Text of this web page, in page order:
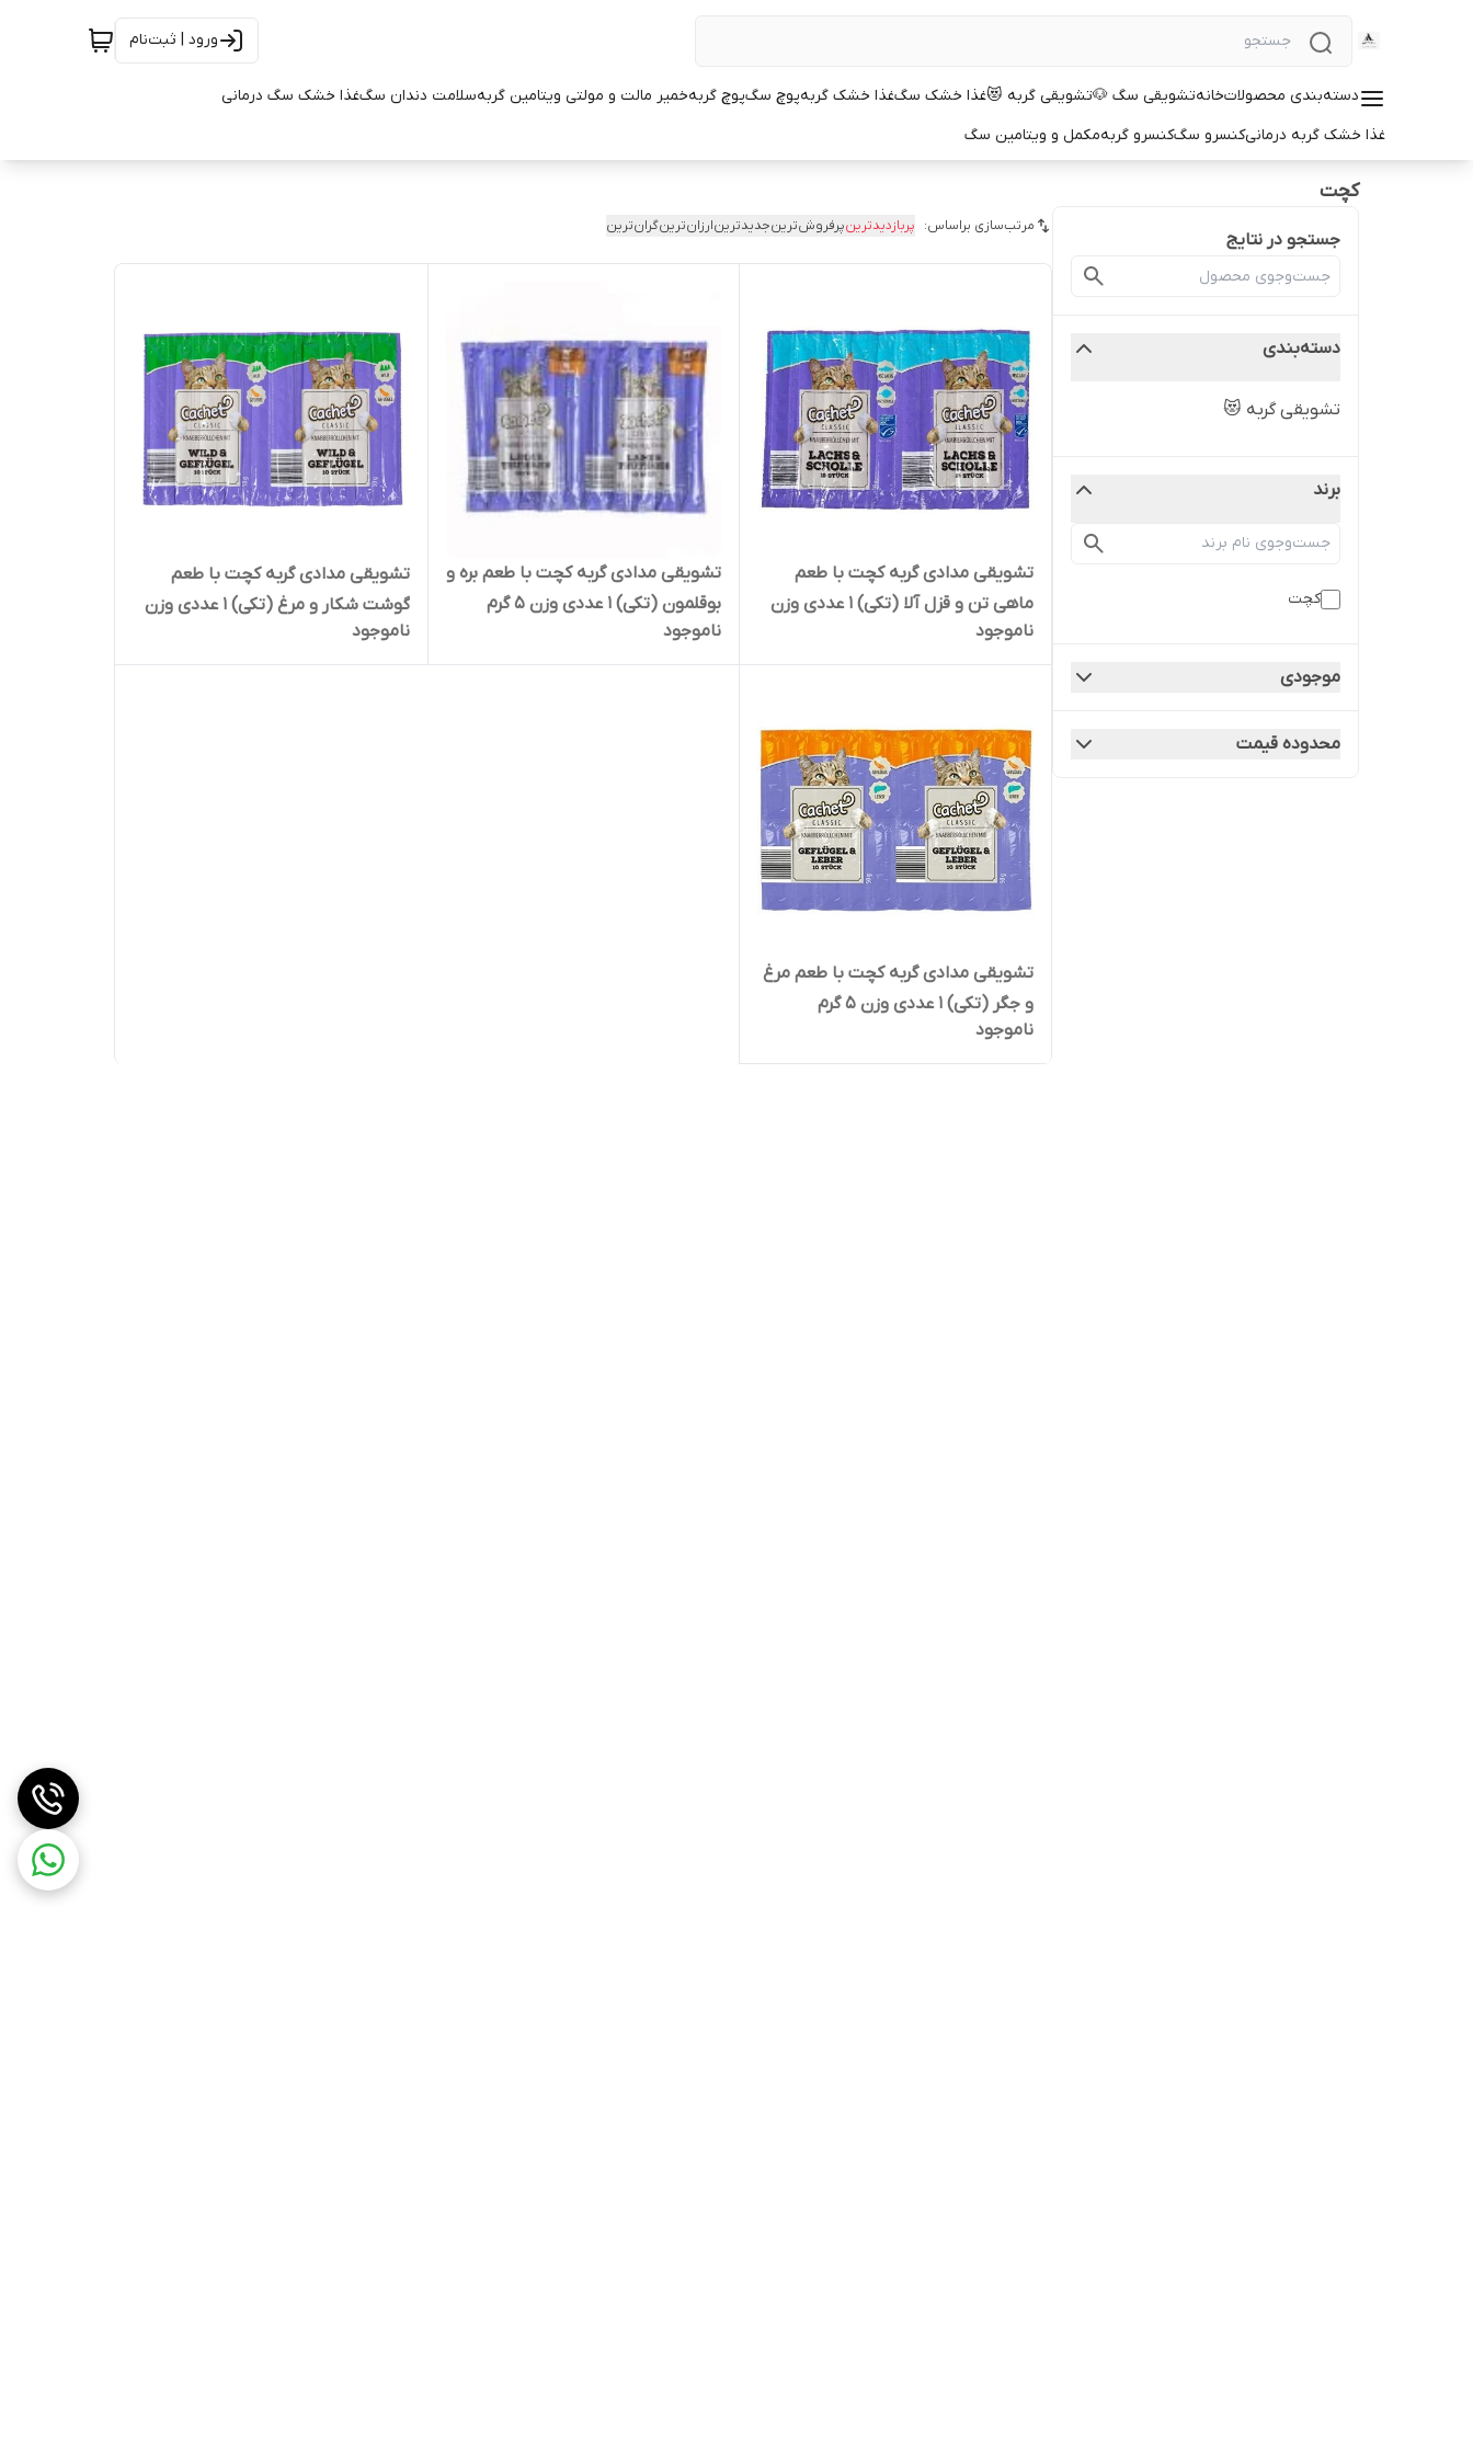
ورود | ثبت‌نام
دسته‌بندی محصولاتخانهتشویقی سگ 🐶تشویقی گربه 😻غذا خشک سگغذا خشک گربهپوچ سگپوچ گربهخمیر مالت و مولتی ویتامین گربهسلامت دندان سگغذا خشک سگ درمانی
غذا خشک گربه درمانیکنسرو سگکنسرو گربهمکمل و ویتامین سگ
کچت
جستجو در نتایج
دسته‌بندی
تشویقی گربه 😻
برند
کچت
موجودی
محدوده قیمت
مرتب‌سازی براساس: پربازدیدترینپرفروش‌ترینجدیدترینارزان‌ترینگران‌ترین
تشویقی مدادی گربه کچت با طعم
ماهی تن و قزل آلا (تکی) 1 عددی وزن
5 گرم
ناموجود
تشویقی مدادی گربه کچت با طعم بره و
بوقلمون (تکی) 1 عددی وزن 5 گرم
ناموجود
تشویقی مدادی گربه کچت با طعم
گوشت شکار و مرغ (تکی) 1 عددی وزن
5 گرم
ناموجود
تشویقی مدادی گربه کچت با طعم مرغ
و جگر (تکی) 1 عددی وزن 5 گرم
ناموجود